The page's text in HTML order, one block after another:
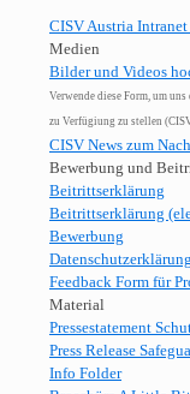
CISV Austria
Medien
Bilder und Videos
Verwende diese Form, um
zu Verfügiung zu stellen
CISV News zum
Bewerbung und
Beitrittserklärung
Beitrittserklärung
Bewerbung
Datenschutzerklärung
Feedback Form für
Material
Pressestatement
Press Release
Info Folder